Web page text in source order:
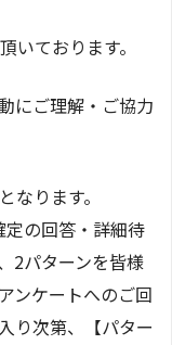
ております。
にご理解・ご協力
なります。
の回答・詳細待
2パターンを皆様
ンケートへのご回
り次第、【パター